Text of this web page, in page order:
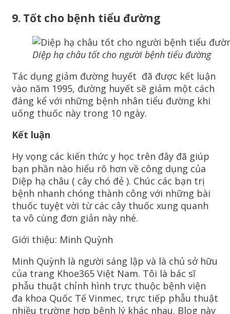
9. Tốt cho bệnh tiểu đường
Diệp hạ châu tốt cho người bệnh tiểu đường
Tác dụng giảm đường huyết đã được kết luận
vào năm 1995, đường huyết sẽ giảm một cách
đáng kể với những bệnh nhân tiểu đường khi
uống thuốc này trong 10 ngày.
Kết luận
Hy vọng các kiến thức y học trên đây đã giúp
bạn phần nào hiểu rõ hơn về công dụng của
Diệp hạ châu ( cây chó đẻ ). Chúc các bạn trị
bệnh nhanh chóng thành công với những bài
thuốc tuyệt vời từ các cây thuốc xung quanh
ta vô cùng đơn giản này nhé.
Giới thiệu: Minh Quỳnh
Minh Quỳnh là người sáng lập và là chủ sở hữu
của trang Khoe365 Việt Nam. Tôi là bác sĩ
phẫu thuật chỉnh hình trực thuộc bệnh viện
đa khoa Quốc Tế Vinmec, trực tiếp phẫu thuật
nhiều trường hợp bệnh lý khác nhau. Blog này